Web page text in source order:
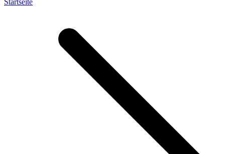
Startseite